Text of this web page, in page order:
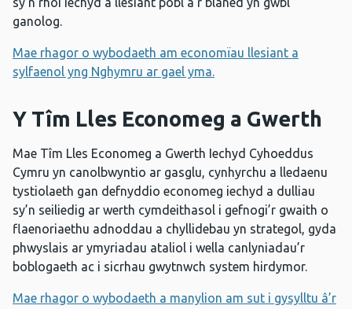
ganolog.
Mae rhagor o wybodaeth am economïau llesiant a
sylfaenol yng Nghymru ar gael yma.
Y Tîm Lles Economeg a Gwerth
Mae Tîm Lles Economeg a Gwerth Iechyd Cyhoeddus
Cymru yn canolbwyntio ar gasglu, cynhyrchu a lledaenu
tystiolaeth gan defnyddio economeg iechyd a dulliau
sy’n seiliedig ar werth cymdeithasol i gefnogi’r gwaith o
flaenoriaethu adnoddau a chyllidebau yn strategol, gyda
phwyslais ar ymyriadau ataliol i wella canlyniadau’r
boblogaeth ac i sicrhau gwytnwch system hirdymor.
Mae rhagor o wybodaeth a manylion am sut i gysylltu â’r